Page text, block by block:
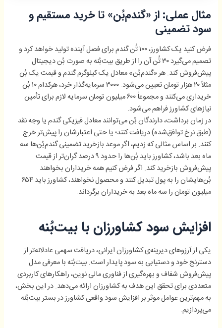
مثال عملی: از «گندم‌بُن» تا خرید مستقیم و
سود تضمینی
فرض کنید یک کشاورز، ۱۰۰ تُن گندم برای فصل آینده تولید خواهد کرد و
تصمیم می‌گیرد ۳۰ تُن آن را از طریق بیت‌بُنه به صورت بُن دیجیتال
پیش‌فروش کند. هر «گندم‌بُن» معادل یک کیلوگرم گندم و قیمت یک بُن
مثلاً ۲۰ هزار تومان تعیین می‌شود. ۳۰۰۰ سرمایه‌گذار خرد، هرکدام ۱۰ بُن
خریداری می‌کنند و مجموعاً ۶۰۰ میلیون تومان سرمایه لازم برای تأمین
نیازهای کشاورز فراهم می‌شود.
در زمان برداشت، دارندگان بُن می‌توانند معادل فیزیکی گندم یا وجه نقد
(طبق نرخ توافق‌شده) دریافت کنند؛ یا حتی اعتبارشان را پیش‌تر خرج
کنند. بر اساس مثالی که زدیم، اگر موعد بازخرید تضمینی گندم‌بُن‌ها سه
ماه بعد باشد، کشاورز باید بُن‌ها را حدود ۹ درصد گران‌تر از قیمت
پیش‌فروش بازخرید کند. اگر فرض کنیم همه خریداران بخواهند
بُن‌هایشان را به پول تبدیل کنند و محصول نخواهند، کشاورز باید ۶۵۴
میلیون تومان را سه ماه بعد به خریداران برگرداند.
افزایش سود کشاورزان با بیت‌بُنه
یکی از آرزوهای دیرینه‌ی کشاورزان ایرانی، دریافت سهمی عادلانه‌تر از
دسترنج خود و دستیابی به سود پایدار است. بیت‌بُنه با معرفی مدل
پیش‌فروش شفاف و بهره‌گیری از فناوری مالی نوین، راهکارهای کاربردی
متعددی برای تحقق این هدف به کشاورزان ارائه می‌دهد. در این بخش،
به مهم‌ترین عوامل موثر بر افزایش سود واقعی کشاورز در بستر بیت‌بُنه
می‌پردازیم.